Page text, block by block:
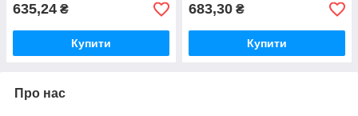
635,24 ₴
Купити
683,30 ₴
Купити
Про нас